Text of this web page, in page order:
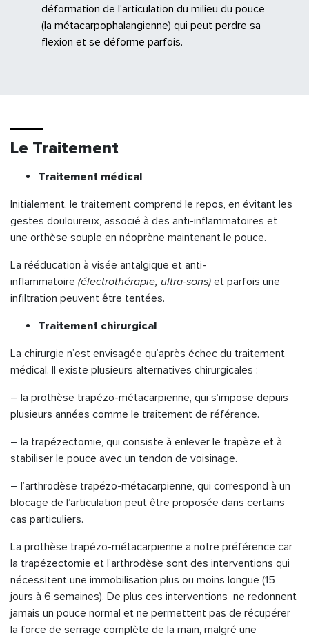
déformation de l’articulation du milieu du pouce
(la métacarpophalangienne) qui peut perdre sa
flexion et se déforme parfois.
Le Traitement
Traitement médical
Initialement, le traitement comprend le repos, en évitant les
gestes douloureux, associé à des anti-inflammatoires et
une orthèse souple en néoprène maintenant le pouce.
La rééducation à visée antalgique et anti-
inflammatoire (électrothérapie, ultra-sons) et parfois une
infiltration peuvent être tentées.
Traitement chirurgical
La chirurgie n’est envisagée qu’après échec du traitement
médical. Il existe plusieurs alternatives chirurgicales :
– la prothèse trapézo-métacarpienne, qui s’impose depuis
plusieurs années comme le traitement de référence.
– la trapézectomie, qui consiste à enlever le trapèze et à
stabiliser le pouce avec un tendon de voisinage.
– l’arthrodèse trapézo-métacarpienne, qui correspond à un
blocage de l’articulation peut être proposée dans certains
cas particuliers.
La prothèse trapézo-métacarpienne a notre préférence car
la trapézectomie et l’arthrodèse sont des interventions qui
nécessitent une immobilisation plus ou moins longue (15
jours à 6 semaines). De plus ces interventions ne redonnent
jamais un pouce normal et ne permettent pas de récupérer
la force de serrage complète de la main, malgré une